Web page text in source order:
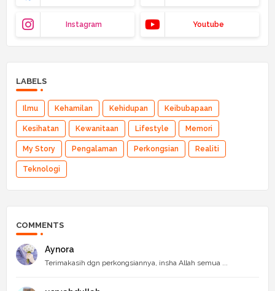
Instagram Youtube
LABELS
Ilmu Kehamilan Kehidupan Keibubapaan
Kesihatan Kewanitaan Lifestyle Memori
My Story Pengalaman Perkongsian Realiti
Teknologi
COMMENTS
Aynora
Terimakasih dgn perkongsiannya, insha Allah semua ...